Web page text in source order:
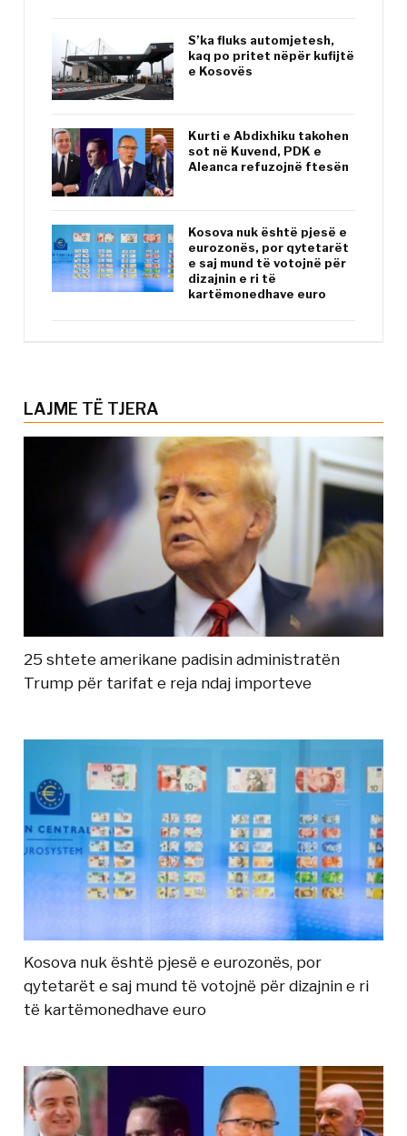
S’ka fluks automjetesh,
kaq po pritet nëpër kufijtë
e Kosovës
Kurti e Abdixhiku takohen
sot në Kuvend, PDK e
Aleanca refuzojnë ftesën
Kosova nuk është pjesë e
eurozonës, por qytetarët
e saj mund të votojnë për
dizajnin e ri të
kartëmonedhave euro
LAJME TË TJERA
25 shtete amerikane padisin administratën
Trump për tarifat e reja ndaj importeve
Kosova nuk është pjesë e eurozonës, por
qytetarët e saj mund të votojnë për dizajnin e ri
të kartëmonedhave euro